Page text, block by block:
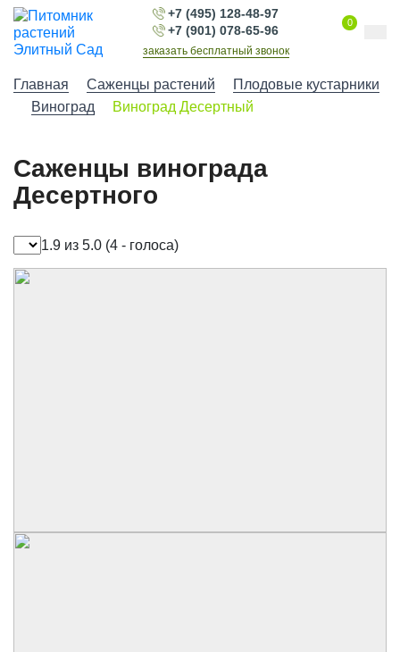
+7 (495) 128-48-97
+7 (901) 078-65-96
заказать бесплатный звонок
0
Главная Саженцы растений
Плодовые кустарники
Виноград
Виноград Десертный
Саженцы винограда
Десертного
1.9 из 5.0 (4 - голоса)